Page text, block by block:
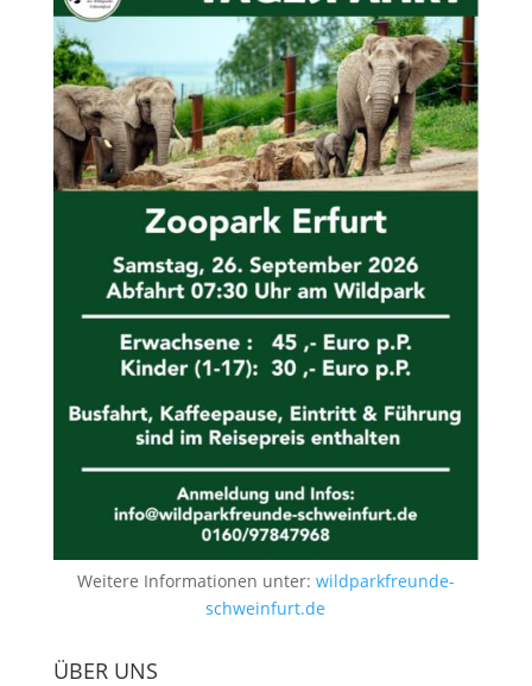
Weitere Informationen unter: wildparkfreunde-
schweinfurt.de
ÜBER UNS